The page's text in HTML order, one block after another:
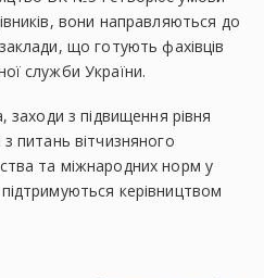
вони направляються до
що готують фахівців
служби України.
заходи з підвищення рівня
питань вітчизняного
та міжнародних норм у
керівництвом